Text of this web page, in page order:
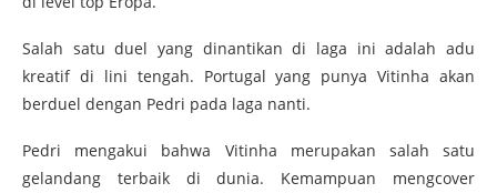
Salah satu duel yang dinantikan di laga ini adalah adu
kreatif di lini tengah. Portugal yang punya Vitinha akan
berduel dengan Pedri pada laga nanti.
Pedri mengakui bahwa Vitinha merupakan salah satu
gelandang terbaik di dunia. Kemampuan mengcover